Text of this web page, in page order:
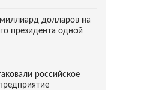
долларов на
президента одной
российское